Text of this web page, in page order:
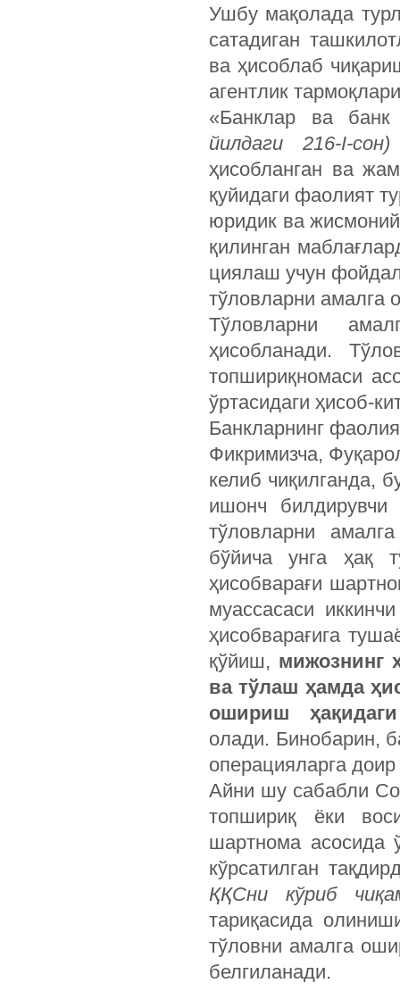
Ушбу мақолада
сатадиган
ва ҳисоблаб
агентлик
«Банклар ва банк
йилдаги 216-I-
ҳисобланган ва
қуйидаги фаолият
юридик ва
қилинган
циялаш учун
тўловларни амалга
Тўловларни
ҳисобланади.
топшириқномаси
ўртасидаги ҳисоб-
Банкларнинг
Фикримизча,
келиб чиқилганда,
ишонч билдирувчи
тўловларни
бўйича унга ҳақ
ҳисобварағи
муассасаси
ҳисобварағига
қўйиш, мижознинг
ва тўлаш ҳамда
ошириш
олади. Бинобарин,
операцияларга
Айни шу сабабли
топ­шириқ ёки
шартнома асосида
кўрсатилган
ҚҚСни кўриб
тариқасида
тўловни амалга
белгиланади.